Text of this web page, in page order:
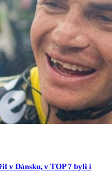
v Dánsku, v TOP 7 byli i